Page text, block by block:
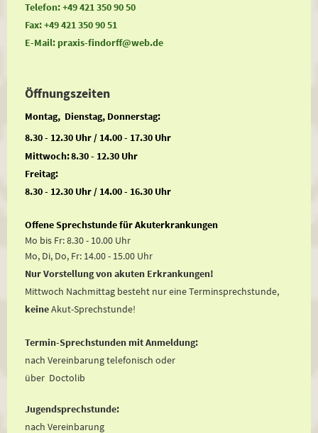
Telefon: +49 421 350 90 50
Fax: +49 421 350 90 51
E-Mail: praxis-findorff@web.de
Öffnungszeiten
Montag, Dienstag, Donnerstag:
8.30 - 12.30 Uhr / 14.00 - 17.30 Uhr
Mittwoch:8.30 - 12.30 Uhr
Freitag:
8.30 - 12.30 Uhr / 14.00 - 16.30 Uhr
Offene Sprechstunde für Akuterkrankungen
Mo bis Fr: 8.30 - 10.00 Uhr
Mo, Di, Do, Fr: 14.00 - 15.00 Uhr
Nur Vorstellung von akuten Erkrankungen!
Mittwoch Nachmittag besteht nur eine Terminsprechstunde,
keineAkut-Sprechstunde!
Termin-Sprechstunden mit Anmeldung:
nach Vereinbarung telefonisch oder
über Doctolib
Jugendsprechstunde:
nach Vereinbarung